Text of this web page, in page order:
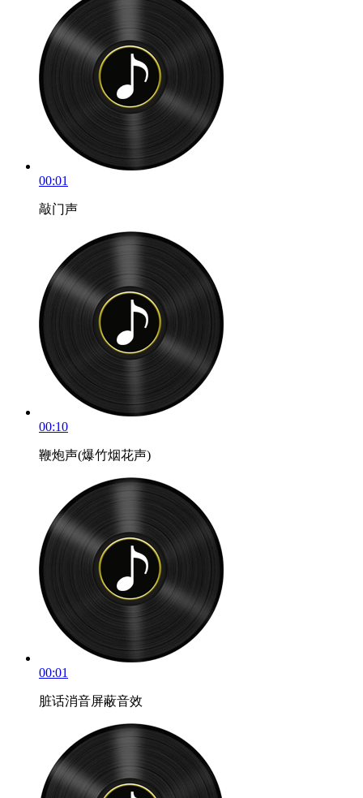
00:01
敲门声
00:10
鞭炮声(爆竹烟花声)
00:01
脏话消音屏蔽音效